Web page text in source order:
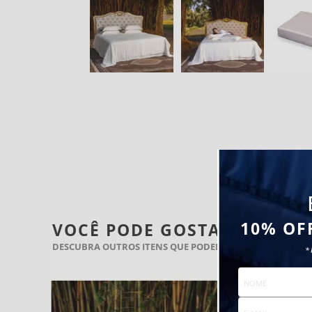
10%
VOCÊ PODE GOSTAR
DESCUBRA OUTROS ITENS QUE PODEM COMPLETAR SEU